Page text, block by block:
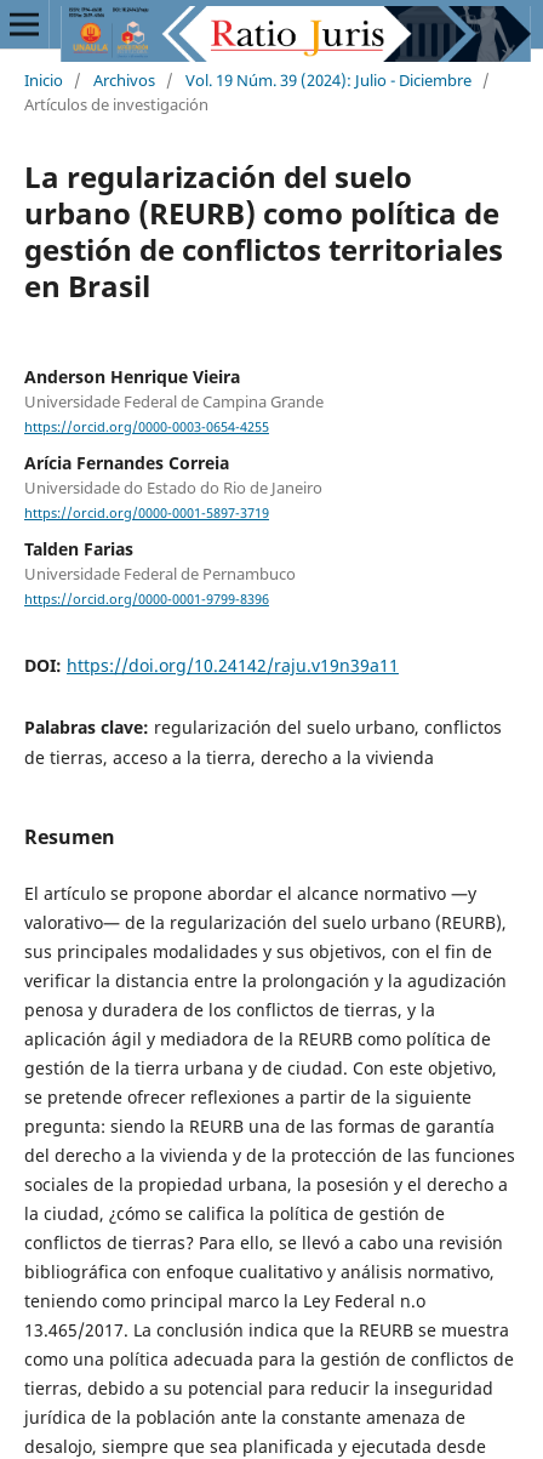
Inicio / Archivos / Vol. 19 Núm. 39 (2024): Julio - Diciembre /
Artículos de investigación
La regularización del suelo
urbano (REURB) como política de
gestión de conflictos territoriales
en Brasil
Anderson Henrique Vieira
Universidade Federal de Campina Grande
https://orcid.org/0000-0003-0654-4255
Arícia Fernandes Correia
Universidade do Estado do Rio de Janeiro
https://orcid.org/0000-0001-5897-3719
Talden Farias
Universidade Federal de Pernambuco
https://orcid.org/0000-0001-9799-8396
DOI: https://doi.org/10.24142/raju.v19n39a11
Palabras clave: regularización del suelo urbano, conflictos
de tierras, acceso a la tierra, derecho a la vivienda
Resumen
El artículo se propone abordar el alcance normativo —y
valorativo— de la regularización del suelo urbano (REURB),
sus principales modalidades y sus objetivos, con el fin de
verificar la distancia entre la prolongación y la agudización
penosa y duradera de los conflictos de tierras, y la
aplicación ágil y mediadora de la REURB como política de
gestión de la tierra urbana y de ciudad. Con este objetivo,
se pretende ofrecer reflexiones a partir de la siguiente
pregunta: siendo la REURB una de las formas de garantía
del derecho a la vivienda y de la protección de las funciones
sociales de la propiedad urbana, la posesión y el derecho a
la ciudad, ¿cómo se califica la política de gestión de
conflictos de tierras? Para ello, se llevó a cabo una revisión
bibliográfica con enfoque cualitativo y análisis normativo,
teniendo como principal marco la Ley Federal n.o
13.465/2017. La conclusión indica que la REURB se muestra
como una política adecuada para la gestión de conflictos de
tierras, debido a su potencial para reducir la inseguridad
jurídica de la población ante la constante amenaza de
desalojo, siempre que sea planificada y ejecutada desde